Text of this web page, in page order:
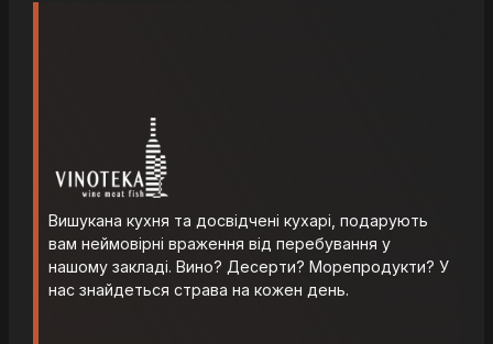
Вишукана кухня та досвідчені кухарі, подарують
вам неймовірні враження від перебування у
нашому закладі. Вино? Десерти? Морепродукти? У
нас знайдеться страва на кожен день.